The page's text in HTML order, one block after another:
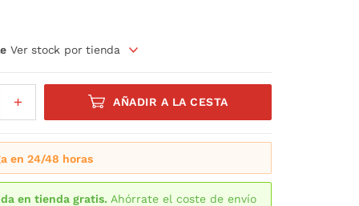
Ver stock por tienda
AÑADIR A LA CESTA
en 24/48 horas
en tienda gratis. Ahórrate el coste de envío